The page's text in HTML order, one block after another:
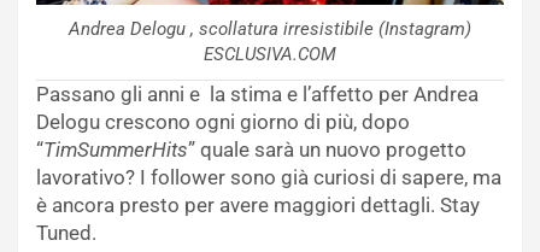
Andrea Delogu , scollatura irresistibile (Instagram)
ESCLUSIVA.COM
Passano gli anni e la stima e l’affetto per Andrea
Delogu crescono ogni giorno di più, dopo
“TimSummerHits” quale sarà un nuovo progetto
lavorativo? I follower sono già curiosi di sapere, ma
è ancora presto per avere maggiori dettagli. Stay
Tuned.